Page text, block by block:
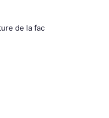
de la fac